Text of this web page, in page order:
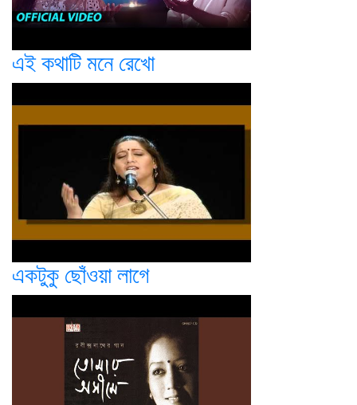
এই কথাটি মনে রেখো
একটুকু ছোঁওয়া লাগে